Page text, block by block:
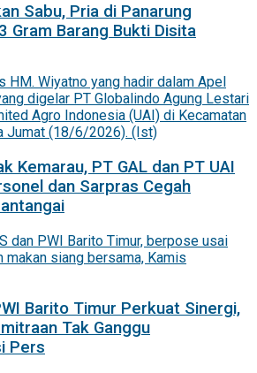
Sabu, Pria di Panarung
Gram Barang Bukti Disita
Kemarau, PT GAL dan PT UAI
dan Sarpras Cegah
Barito Timur Perkuat Sinergi,
Tak Ganggu
Pers